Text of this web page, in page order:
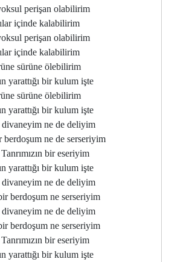
perişan olabilirim
içinde kalabilirim
perişan olabilirim
içinde kalabilirim
sürüne ölebilirim
yarattığı bir kulum işte
sürüne ölebilirim
yarattığı bir kulum işte
divaneyim ne de deliyim
berdoşum ne de serseriyim
bir eseriyim
yarattığı bir kulum işte
divaneyim ne de deliyim
berdoşum ne serseriyim
divaneyim ne de deliyim
berdoşum ne serseriyim
bir eseriyim
yarattığı bir kulum işte